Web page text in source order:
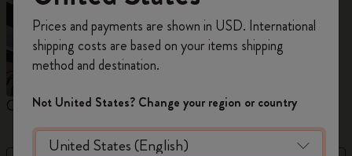
Carnets Agendas
de remise ainsi que de frais de port gratuits
sur votre première commandeen utilisant le
codeWELCOME10.
Créez un compte Moleskine pour accéder à des
offres exclusives, des avantages réservés aux
membres et davantage d’inspiration.
Prices and payments are shown in USD. International
shipping costs are based on your items shipping
method and destination.
Not United States? Change your region or country